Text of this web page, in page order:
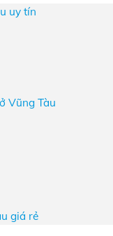
uy tín
Vũng Tàu
giá rẻ